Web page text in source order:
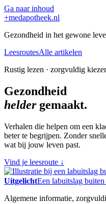
Ga naar inhoud
+medapotheek.nl
Gezondheid in het gewone
LeesroutesAlle artikelen
Rustig lezen · zorgvuldig
Gezondheid
heldergemaakt.
Verhalen die helpen om een
beter te begrijpen. Zonder
wat bij jouw leven past.
Vind je leesroute ↓
UitgelichtEen labuitslag
Algemene informatie,